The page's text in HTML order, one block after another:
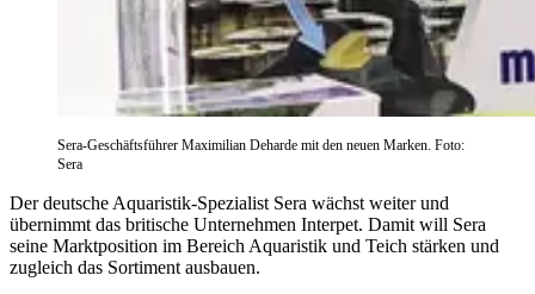
Sera-Geschäftsführer Maximilian Deharde mit den neuen Marken. Foto:
Sera
Der deutsche Aquaristik-Spezialist Sera wächst weiter und
übernimmt das britische Unternehmen Interpet. Damit will Sera
seine Marktposition im Bereich Aquaristik und Teich stärken und
zugleich das Sortiment ausbauen.